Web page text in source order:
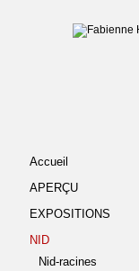
Accueil
APERÇU
EXPOSITIONS
NID
Nid-racines